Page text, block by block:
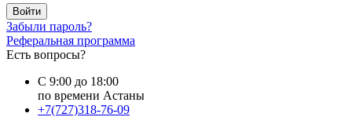
Войти
Забыли пароль?
Реферальная программа
Есть вопросы?
С 9:00 до 18:00
по времени Астаны
+7(727)318-76-09